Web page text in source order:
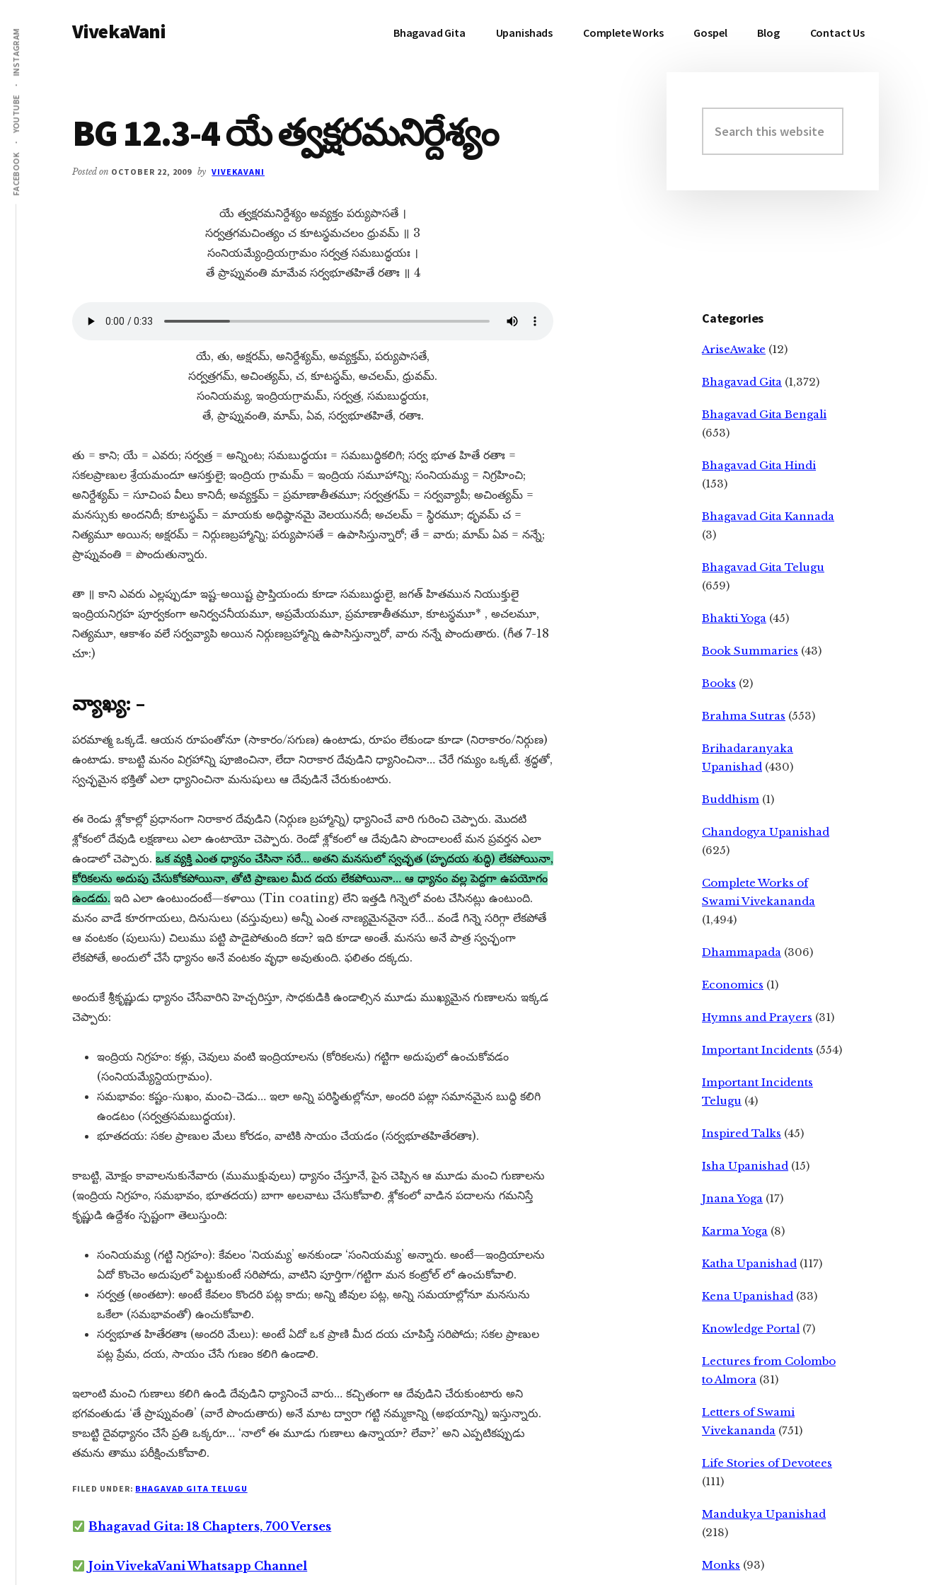
main
content
primary
sidebar
Additional
menu
FACEBOOK
YOUTUBE
INSTAGRAM VivekaVani Bhagavad Gita Upanishads Complete Works Gospel Blog Contact Us
BG 12.3-4 యే త్వక్షరమనిర్దేశ్యం
Posted on OCTOBER 22, 2009 by VIVEKAVANI
యే త్వక్షరమనిర్దేశ్యం అవ్యక్తం పర్యుపాసతే ।
సర్వత్రగమచింత్యం చ కూటస్థమచలం ధ్రువమ్​ ॥ 3
సంనియమ్యేంద్రియగ్రామం సర్వత్ర సమబుద్ధయః ।
తే ప్రాప్నువంతి మామేవ సర్వభూతహితే రతాః ॥ 4
యే, తు, అక్షరమ్​, అనిర్దేశ్యమ్​, అవ్యక్తమ్​, పర్యుపాసతే,
సర్వత్రగమ్​, అచింత్యమ్​, చ, కూటస్థమ్​, అచలమ్​, ధ్రువమ్​.
సంనియమ్య, ఇంద్రియగ్రామమ్​, సర్వత్ర, సమబుద్ధయః,
తే, ప్రాప్నువంతి, మామ్​, ఏవ, సర్వభూతహితే, రతాః.
తు = కాని; యే = ఎవరు; సర్వత్ర = అన్నింట; సమబుద్ధయః = సమబుద్ధికలిగి; సర్వ భూత హితే రతాః =
సకలప్రాణుల శ్రేయమందూ ఆసక్తులై; ఇంద్రియ గ్రామమ్​ = ఇంద్రియ సమూహాన్ని; సంనియమ్య = నిగ్రహించి;
అనిర్దేశ్యమ్​ = సూచింప వీలు కానిదీ; అవ్యక్తమ్​ = ప్రమాణాతీతమూ; సర్వత్రగమ్​ = సర్వవ్యాపీ; అచింత్యమ్​ =
మనస్సుకు అందనిదీ; కూటస్థమ్​ = మాయకు అధిష్ఠానమై వెలయునదీ; అచలమ్​ = స్థిరమూ; ధృవమ్​ చ =
నిత్యమూ అయిన; అక్షరమ్​ = నిర్గుణబ్రహ్మాన్ని; పర్యుపాసతే = ఉపాసిస్తున్నారో; తే = వారు; మామ్​ ఏవ = నన్నే;
ప్రాప్నువంతి = పొందుతున్నారు.
తా ॥ కాని ఎవరు ఎల్లప్పుడూ ఇష్ట-అయిష్ట ప్రాప్తియందు కూడా సమబుద్ధులై, జగత్​ హితమున నియుక్తులై
ఇంద్రియనిగ్రహ పూర్వకంగా అనిర్వచనీయమూ, అప్రమేయమూ, ప్రమాణాతీతమూ, కూటస్థమూ* , అచలమూ,
నిత్యమూ, ఆకాశం వలే సర్వవ్యాపి అయిన నిర్గుణబ్రహ్మాన్ని ఉపాసిస్తున్నారో, వారు నన్నే పొందుతారు. (గీత 7-18
చూ:)
వ్యాఖ్య: –
పరమాత్మ ఒక్కడే. ఆయన రూపంతోనూ (సాకారం/సగుణ) ఉంటాడు, రూపం లేకుండా కూడా (నిరాకారం/నిర్గుణ)
ఉంటాడు. కాబట్టి మనం విగ్రహాన్ని పూజించినా, లేదా నిరాకార దేవుడిని ధ్యానించినా… చేరే గమ్యం ఒక్కటే. శ్రద్ధతో,
స్వచ్ఛమైన భక్తితో ఎలా ధ్యానించినా మనుషులు ఆ దేవుడినే చేరుకుంటారు.
ఈ రెండు శ్లోకాల్లో ప్రధానంగా నిరాకార దేవుడిని (నిర్గుణ బ్రహ్మాన్ని) ధ్యానించే వారి గురించి చెప్పారు. మొదటి
శ్లోకంలో దేవుడి లక్షణాలు ఎలా ఉంటాయో చెప్పారు. రెండో శ్లోకంలో ఆ దేవుడిని పొందాలంటే మన ప్రవర్తన ఎలా
ఉండాలో చెప్పారు. ఒక వ్యక్తి ఎంత ధ్యానం చేసినా సరే… అతని మనసులో స్వచ్ఛత (హృదయ శుద్ధి) లేకపోయినా,
కోరికలను అదుపు చేసుకోకపోయినా, తోటి ప్రాణుల మీద దయ లేకపోయినా… ఆ ధ్యానం వల్ల పెద్దగా ఉపయోగం
ఉండదు. ఇది ఎలా ఉంటుందంటే—కళాయి (Tin coating) లేని ఇత్తడి గిన్నెలో వంట చేసినట్లు ఉంటుంది.
మనం వాడే కూరగాయలు, దినుసులు (వస్తువులు) అన్నీ ఎంత నాణ్యమైనవైనా సరే… వండే గిన్నె సరిగ్గా లేకపోతే
ఆ వంటకం (పులుసు) చిలుము పట్టి పాడైపోతుంది కదా? ఇది కూడా అంతే. మనసు అనే పాత్ర స్వచ్ఛంగా
లేకపోతే, అందులో చేసే ధ్యానం అనే వంటకం వృధా అవుతుంది. ఫలితం దక్కదు.
అందుకే శ్రీకృష్ణుడు ధ్యానం చేసేవారిని హెచ్చరిస్తూ, సాధకుడికి ఉండాల్సిన మూడు ముఖ్యమైన గుణాలను ఇక్కడ
చెప్పారు:
ఇంద్రియ నిగ్రహం: కళ్లు, చెవులు వంటి ఇంద్రియాలను (కోరికలను) గట్టిగా అదుపులో ఉంచుకోవడం
(సంనియమ్యేన్దియగ్రామం).
సమభావం: కష్టం-సుఖం, మంచి-చెడు… ఇలా అన్ని పరిస్థితుల్లోనూ, అందరి పట్లా సమానమైన బుద్ధి కలిగి
ఉండటం (సర్వత్రసమబుద్ధయః).
భూతదయ: సకల ప్రాణుల మేలు కోరడం, వాటికి సాయం చేయడం (సర్వభూతహితేరతాః).
కాబట్టి, మోక్షం కావాలనుకునేవారు (ముముక్షువులు) ధ్యానం చేస్తూనే, పైన చెప్పిన ఆ మూడు మంచి గుణాలను
(ఇంద్రియ నిగ్రహం, సమభావం, భూతదయ) బాగా అలవాటు చేసుకోవాలి. శ్లోకంలో వాడిన పదాలను గమనిస్తే
కృష్ణుడి ఉద్దేశం స్పష్టంగా తెలుస్తుంది:
సంనియమ్య (గట్టి నిగ్రహం): కేవలం ‘నియమ్య’ అనకుండా ‘సంనియమ్య’ అన్నారు. అంటే—ఇంద్రియాలను
ఏదో కొంచెం అదుపులో పెట్టుకుంటే సరిపోదు, వాటిని పూర్తిగా/గట్టిగా మన కంట్రోల్ లో ఉంచుకోవాలి.
సర్వత్ర (అంతటా): అంటే కేవలం కొందరి పట్ల కాదు; అన్ని జీవుల పట్ల, అన్ని సమయాల్లోనూ మనసును
ఒకేలా (సమభావంతో) ఉంచుకోవాలి.
సర్వభూత హితేరతాః (అందరి మేలు): అంటే ఏదో ఒక ప్రాణి మీద దయ చూపిస్తే సరిపోదు; సకల ప్రాణుల
పట్ల ప్రేమ, దయ, సాయం చేసే గుణం కలిగి ఉండాలి.
ఇలాంటి మంచి గుణాలు కలిగి ఉండి దేవుడిని ధ్యానించే వారు… కచ్చితంగా ఆ దేవుడిని చేరుకుంటారు అని
భగవంతుడు ‘తే ప్రాప్నువంతి’ (వారే పొందుతారు) అనే మాట ద్వారా గట్టి నమ్మకాన్ని (అభయాన్ని) ఇస్తున్నారు.
కాబట్టి దైవధ్యానం చేసే ప్రతి ఒక్కరూ… ‘నాలో ఈ మూడు గుణాలు ఉన్నాయా? లేవా?’ అని ఎప్పటికప్పుడు
తమను తాము పరీక్షించుకోవాలి.
FILED UNDER: BHAGAVAD GITA TELUGU
Bhagavad Gita: 18 Chapters, 700 Verses
Join VivekaVani Whatsapp Channel
Primary
Sidebar
this
website
Categories
AriseAwake (12)
Bhagavad Gita (1,372)
Bhagavad Gita Bengali
(653)
Bhagavad Gita Hindi
(153)
Bhagavad Gita Kannada
(3)
Bhagavad Gita Telugu
(659)
Bhakti Yoga (45)
Book Summaries (43)
Books (2)
Brahma Sutras (553)
Brihadaranyaka
Upanishad (430)
Buddhism (1)
Chandogya Upanishad
(625)
Complete Works of
Swami Vivekananda
(1,494)
Dhammapada (306)
Economics (1)
Hymns and Prayers (31)
Important Incidents (554)
Important Incidents
Telugu (4)
Inspired Talks (45)
Isha Upanishad (15)
Jnana Yoga (17)
Karma Yoga (8)
Katha Upanishad (117)
Kena Upanishad (33)
Knowledge Portal (7)
Lectures from Colombo
to Almora (31)
Letters of Swami
Vivekananda (751)
Life Stories of Devotees
(111)
Mandukya Upanishad
(218)
Monks (93)